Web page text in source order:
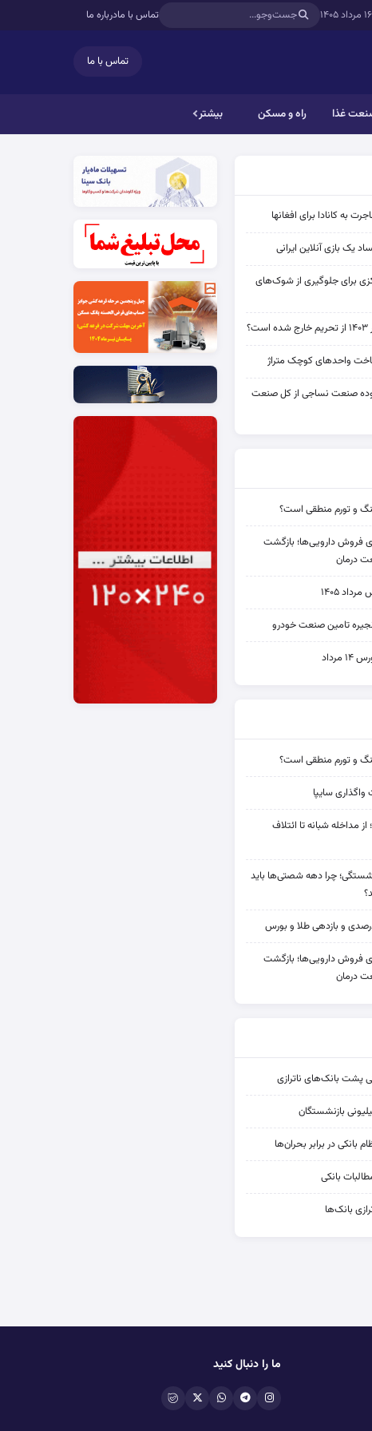
تماس با مادرباره ما
تماس با ما
غذا راه و مسکن بیشتر
به کانادا برای افغانها
یک بازی آنلاین ایرانی
برای جلوگیری از شوک‌های
واحدهای کوچک متراژ
صنعت نساجی از کل صنعت
و تورم منطقی است؟
درصدی فروش دارویی‌ها؛ بازگشت
درمان
۱۴۰۵
تامین صنعت خودرو
و تورم منطقی است؟
سایپا
از مداخله‌ شبانه تا ائتلاف
چرا دهه شصتی‌ها باید
درصدی فروش دارویی‌ها؛ بازگشت
درمان
پشت بانک‌های ناترازی
بانکی در برابر بحران‌ها
بانکی
بانک‌ها
ما را دنبال کنید